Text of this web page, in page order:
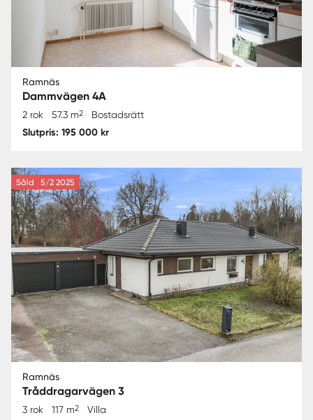
Ramnäs
Dammvägen 4A
2 rok 57.3 m2 Bostadsrätt
Slutpris: 195 000 kr
Såld 5/2 2025
Ramnäs
Tråddragarvägen 3
3 rok 117 m2 Villa